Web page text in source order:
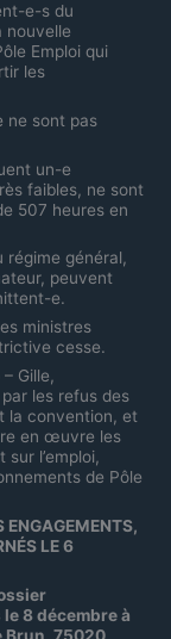
e-s du
nouvelle
Emploi qui
les
ne sont pas
un-e
faibles, ne sont
507 heures en
général,
peuvent
e.
ministres
cesse.
Gille,
les refus des
la convention, et
en œuvre les
l’emploi,
de Pôle
ENGAGEMENTS,
LE 6
8 décembre à
Brun, 75020